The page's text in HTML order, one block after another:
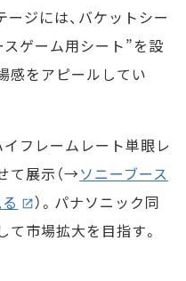
ジには、バケットシー
ゲーム用シート”を設
感をアピールしてい
フレームレート単眼レ
て展示（→ソニーブース
）。パナソニック同
て市場拡大を目指す。